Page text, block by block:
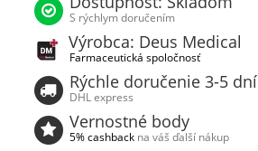
S rýchlym doručením
Výrobca: Deus Medical
Farmaceutická spoločnosť
Rýchle doručenie 3-5 dní
DHL express
Vernostné body
5% cashback na váš ďalší nákup